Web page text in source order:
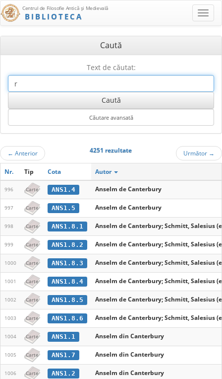
Centrul de Filosofie Antică şi Medievală
BIBLIOTECA
Caută
Text de căutat:
← Anterior 4251 rezultate Următor →
Nr. Tip Cota Autor
996 Carte ANS1.4 Anselm de Canterbury
997 Carte ANS1.5 Anselm de Canterbury
998 Carte ANS1.8.1 Anselm de Canterbury; Schmitt, Salesius
999 Carte ANS1.8.2 Anselm de Canterbury; Schmitt, Salesius
1000 Carte ANS1.8.3 Anselm de Canterbury; Schmitt, Salesius
1001 Carte ANS1.8.4 Anselm de Canterbury; Schmitt, Salesius
1002 Carte ANS1.8.5 Anselm de Canterbury; Schmitt, Salesius
1003 Carte ANS1.8.6 Anselm de Canterbury; Schmitt, Salesius
1004 Carte ANS1.1 Anselm din Canterbury
1005 Carte ANS1.7 Anselm din Canterbury
1006 Carte ANS1.2 Anselm din Canterbury